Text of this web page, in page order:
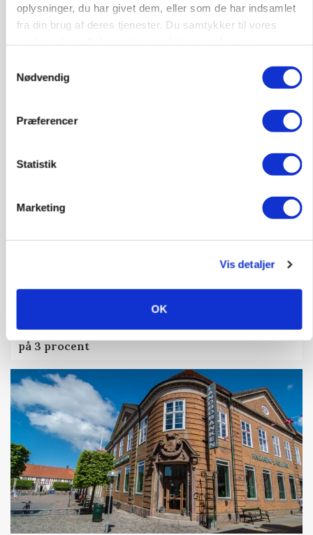
oplysninger, du har givet dem, eller som de har indsamlet
fra din brug af deres tjenester. Du samtykker til vores
Nødvendig
Præferencer
Statistik
Marketing
Vis detaljer
OK
Annonce
LEDER
blevet klogere. Det kunne vi alle lære af
Olieprisfald og fredshåb sender F5-renten ned
på 3 procent